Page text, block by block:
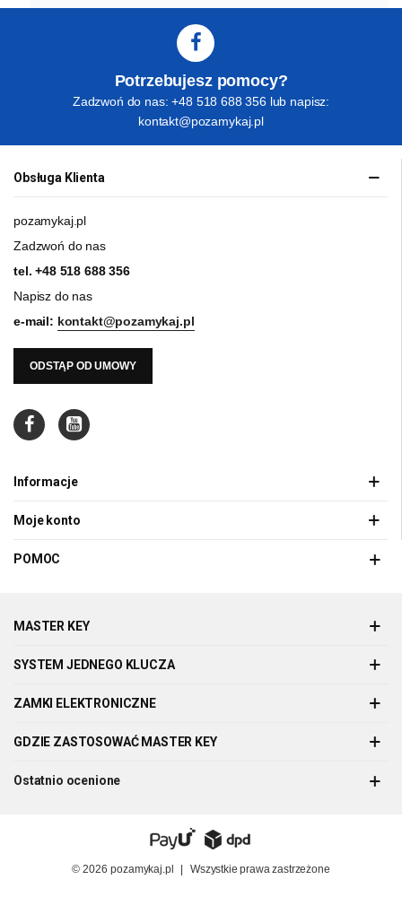
Potrzebujesz pomocy?
Zadzwoń do nas: +48 518 688 356 lub napisz:
kontakt@pozamykaj.pl
Obsługa Klienta
pozamykaj.pl
Zadzwoń do nas
tel.+48 518 688 356
Napisz do nas
e-mail: kontakt@pozamykaj.pl
ODSTĄP OD UMOWY
Informacje
Moje konto
POMOC
MASTER KEY
SYSTEM JEDNEGO KLUCZA
ZAMKI ELEKTRONICZNE
GDZIE ZASTOSOWAĆ MASTER KEY
Ostatnio ocenione
© 2026 pozamykaj.pl Wszystkie prawa zastrzeżone